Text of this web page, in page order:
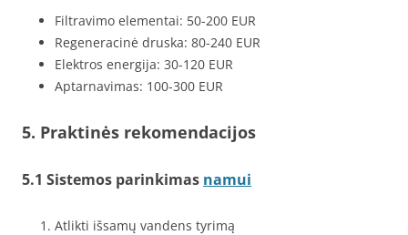
Filtravimo elementai: 50-200 EUR
Regeneracinė druska: 80-240 EUR
Elektros energija: 30-120 EUR
Aptarnavimas: 100-300 EUR
5. Praktinės rekomendacijos
5.1 Sistemos parinkimas namui
Atlikti išsamų vandens tyrimą